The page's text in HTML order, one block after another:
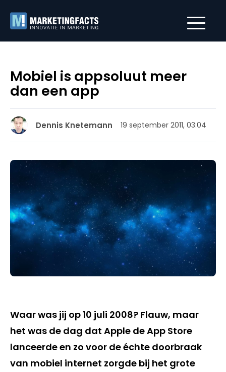
Mobiel is appsoluut meer
dan een app
Dennis Knetemann 19 september 2011, 03:04
Waar was jij op 10 juli 2008? Flauw, maar
het was de dag dat Apple de App Store
lanceerde en zo voor de échte doorbraak
van mobiel internet zorgde bij het grote